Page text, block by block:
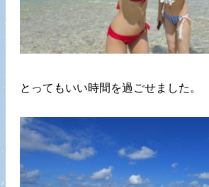
とってもいい時間を過ごせました。